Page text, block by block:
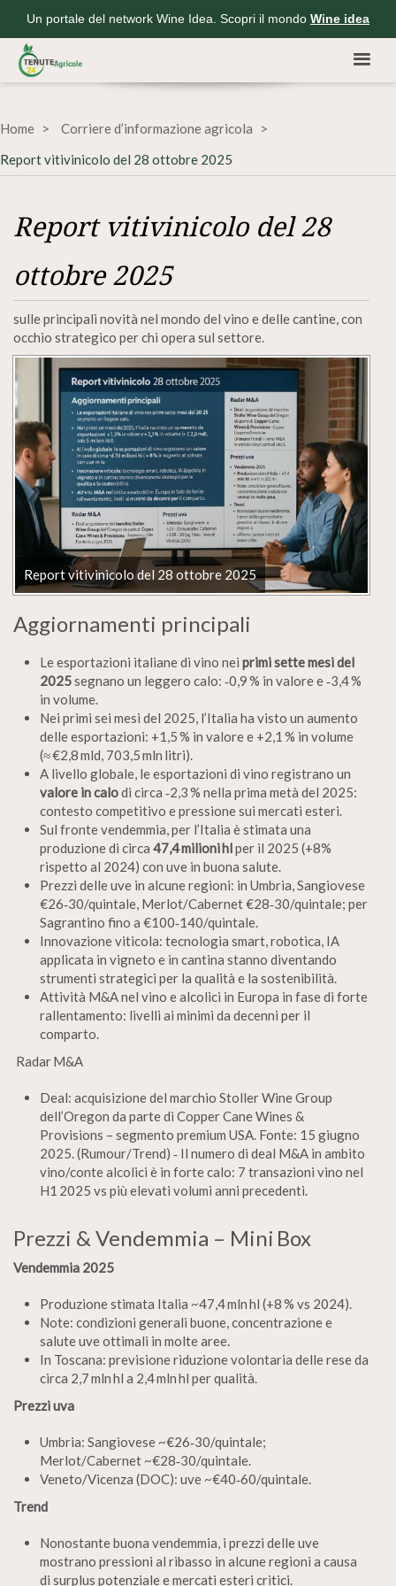
Un portale del network Wine Idea. Scopri il mondo Wine idea
Home
Corriere d’informazione agricola
Report vitivinicolo del 28 ottobre 2025
Report vitivinicolo del 28
ottobre 2025
sulle principali novità nel mondo del vino e delle cantine, con
occhio strategico per chi opera sul settore.
Report vitivinicolo del 28 ottobre 2025
Aggiornamenti principali
Le esportazioni italiane di vino nei primi sette mesi del
2025segnano un leggero calo: ‑0,9 % in valore e ‑3,4 %
in volume.
Nei primi sei mesi del 2025, l’Italia ha visto un aumento
delle esportazioni: +1,5 % in valore e +2,1 % in volume
(≈ €2,8 mld, 703,5 mln litri).
A livello globale, le esportazioni di vino registrano un
valore in calodi circa ‑2,3 % nella prima metà del 2025:
contesto competitivo e pressione sui mercati esteri.
Sul fronte vendemmia, per l’Italia è stimata una
produzione di circa 47,4 milioni hlper il 2025 (+8%
rispetto al 2024) con uve in buona salute.
Prezzi delle uve in alcune regioni: in Umbria, Sangiovese
€26‑30/quintale, Merlot/Cabernet €28‑30/quintale; per
Sagrantino fino a €100‑140/quintale.
Innovazione viticola: tecnologia smart, robotica, IA
applicata in vigneto e in cantina stanno diventando
strumenti strategici per la qualità e la sostenibilità.
Attività M&A nel vino e alcolici in Europa in fase di forte
rallentamento: livelli ai minimi da decenni per il
comparto.
Radar M&A
Deal: acquisizione del marchio Stoller Wine Group
dell’Oregon da parte di Copper Cane Wines &
Provisions – segmento premium USA. Fonte: 15 giugno
2025.(Rumour/Trend) ‑ Il numero di deal M&A in ambito
vino/conte alcolici è in forte calo: 7 transazioni vino nel
H1 2025 vs più elevati volumi anni precedenti.
Prezzi & Vendemmia – Mini Box
Vendemmia 2025
Produzione stimata Italia ~47,4 mln hl (+8 % vs 2024).
Note: condizioni generali buone, concentrazione e
salute uve ottimali in molte aree.
In Toscana: previsione riduzione volontaria delle rese da
circa 2,7 mln hl a 2,4 mln hl per qualità.
Prezzi uva
Umbria: Sangiovese ~€26‑30/quintale;
Merlot/Cabernet ~€28‑30/quintale.
Veneto/Vicenza (DOC): uve ~€40‑60/quintale.
Trend
Nonostante buona vendemmia, i prezzi delle uve
mostrano pressioni al ribasso in alcune regioni a causa
di surplus potenziale e mercati esteri critici.